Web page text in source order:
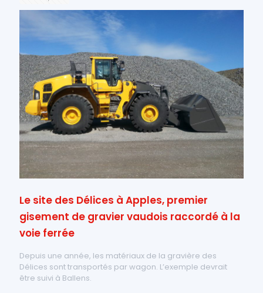
Le site des Délices à Apples, premier
gisement de gravier vaudois raccordé à la
voie ferrée
Depuis une année, les matériaux de la gravière des
Délices sont transportés par wagon. L’exemple devrait
être suivi à Ballens.